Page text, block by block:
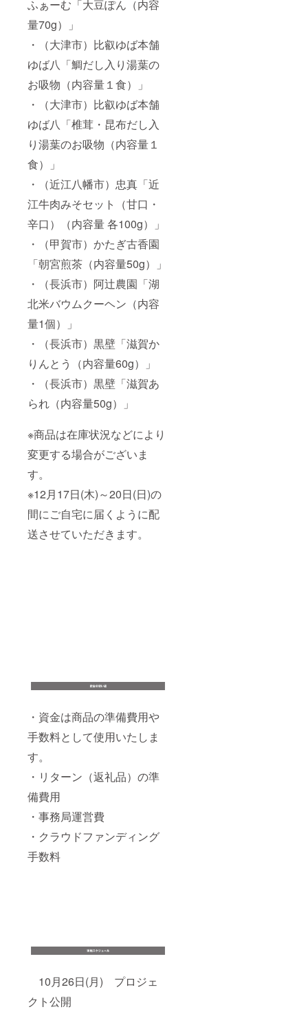
ふぁーむ「大豆ぽん（内容
量70g）」
・（大津市）比叡ゆば本舗
ゆば八「鯛だし入り湯葉の
お吸物（内容量１食）」
・（大津市）比叡ゆば本舗
ゆば八「椎茸・昆布だし入
り湯葉のお吸物（内容量１
食）」
・（近江八幡市）忠真「近
江牛肉みそセット（甘口・
辛口）（内容量 各100g）」
・（甲賀市）かたぎ古香園
「朝宮煎茶（内容量50g）」
・（長浜市）阿辻農園「湖
北米バウムクーヘン（内容
量1個）」
・（長浜市）黒壁「滋賀か
りんとう（内容量60g）」
・（長浜市）黒壁「滋賀あ
られ（内容量50g）」
※商品は在庫状況などにより
変更する場合がございま
す。
※12月17日(木)～20日(日)の
間にご自宅に届くように配
送させていただきます。
・資金は商品の準備費用や
手数料として使用いたしま
す。
・リターン（返礼品）の準
備費用
・事務局運営費
・クラウドファンディング
手数料
10月26日(月) プロジェ
クト公開